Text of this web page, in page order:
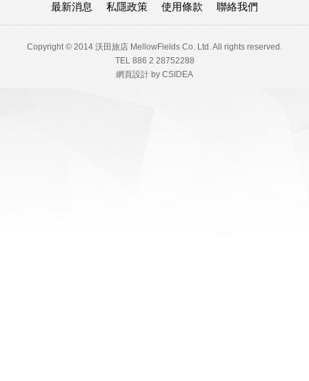
最新消息
私隱政策 使用條款 聯絡我們
Copyright © 2014 沃田旅店 MellowFields Co. Ltd. All rights reserved.
TEL 886 2 28752288
網頁設計 by CSIDEA